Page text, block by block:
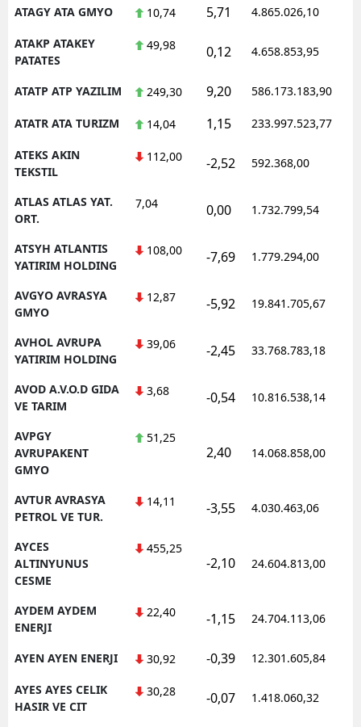
ATAGY ATA GMYO 10,74 5,71 4.865.026,10
ATAKP ATAKEY
PATATES
49,98 0,12 4.658.853,95
ATATP ATP YAZILIM 249,30 9,20 586.173.183,90
ATATR ATA TURIZM 14,04 1,15 233.997.523,77
ATEKS AKIN
TEKSTIL
112,00 -2,52 592.368,00
ATLAS ATLAS YAT.
ORT.
7,04 0,00 1.732.799,54
ATSYH ATLANTIS
YATIRIM HOLDING
108,00 -7,69 1.779.294,00
AVGYO AVRASYA
GMYO
12,87 -5,92 19.841.705,67
AVHOL AVRUPA
YATIRIM HOLDING
39,06 -2,45 33.768.783,18
AVOD A.V.O.D GIDA
VE TARIM
3,68 -0,54 10.816.538,14
AVPGY
AVRUPAKENT
GMYO
51,25
2,40 14.068.858,00
AVTUR AVRASYA
PETROL VE TUR.
14,11 -3,55 4.030.463,06
AYCES
ALTINYUNUS
CESME
455,25
-2,10 24.604.813,00
AYDEM AYDEM
ENERJI
22,40 -1,15 24.704.113,06
AYEN AYEN ENERJI 30,92 -0,39 12.301.605,84
AYES AYES CELIK
HASIR VE CIT
30,28 -0,07 1.418.060,32